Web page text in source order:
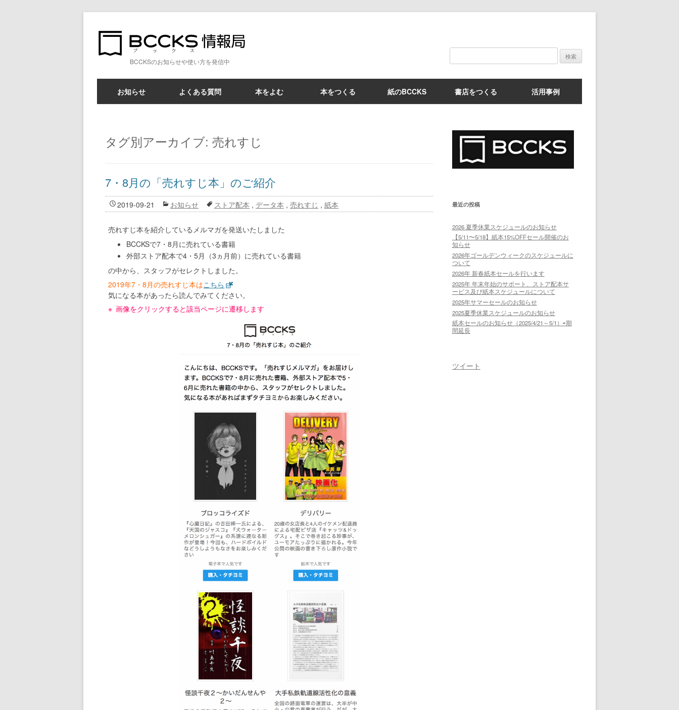
BCCKSのお知らせや使い方を発信中
検
お知らせ よくある質問 本をよむ 本をつくる 紙のBCCKS 書店をつくる 活用事例
タグ別アーカイブ: 売れすじ
7・8月の「売れすじ本」のご紹介
2019-09-21 お知らせ ストア配本 , データ本 , 売れすじ , 紙本
売れすじ本を紹介しているメルマガを発送いたしました
BCCKSで7・8月に売れている書籍
外部ストア配本で4・5月（3ヵ月前）に売れている書籍
の中から、スタッフがセレクトしました。
2019年7・8月の売れすじ本はこちら
気になる本があったら読んでみてください。
画像をクリックすると該当ページに遷移します
最近の投稿
2026 夏季休業スケジュールのお知らせ
【5/11〜5/18】紙本15%OFFセール開催のお
知らせ
2026年ゴールデンウィークのスケジュールに
ついて
2026年 新春紙本セールを行います
2025年 年末年始のサポート、ストア配本サ
ービス及び紙本スケジュールについて
2025年サマーセールのお知らせ
2025夏季休業スケジュールのお知らせ
紙本セールのお知らせ（2025/4/21～5/1）⇨期
間延長
ツイート